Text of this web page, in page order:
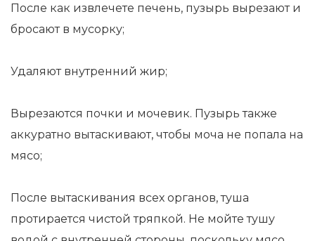
После как извлечете печень, пузырь вырезают и
бросают в мусорку;
Удаляют внутренний жир;
Вырезаются почки и мочевик. Пузырь также
аккуратно вытаскивают, чтобы моча не попала на
мясо;
После вытаскивания всех органов, туша
протирается чистой тряпкой. Не мойте тушу